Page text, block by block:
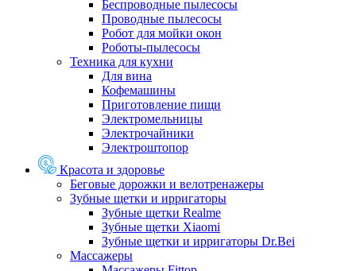
Беспроводные пылесосы
Проводные пылесосы
Робот для мойки окон
Роботы-пылесосы
Техника для кухни
Для вина
Кофемашины
Приготовление пищи
Электромельницы
Электрочайники
Электроштопор
Красота и здоровье
Беговые дорожки и велотренажеры
Зубные щетки и ирригаторы
Зубные щетки Realme
Зубные щетки Xiaomi
Зубные щетки и ирригаторы Dr.Bei
Массажеры